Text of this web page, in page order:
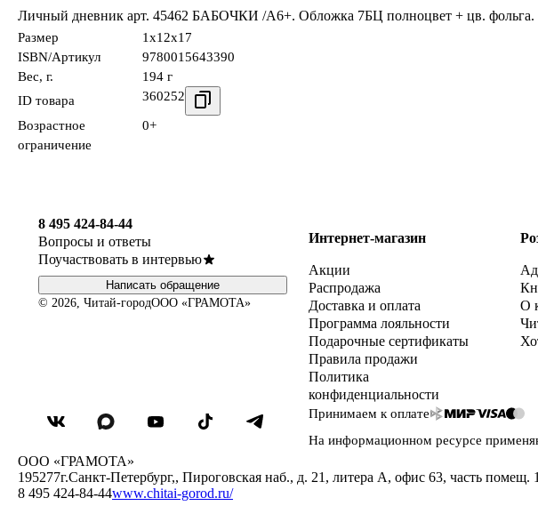
Личный дневник арт. 45462 БАБОЧКИ /А6+. Обложка 7БЦ полноцвет + цв. фольга.
Размер
1x12x17
ISBN/Артикул
9780015643390
Вес, г.
194 г
ID товара
360252
Возрастное
ограничение
0+
8 495 424-84-44
Вопросы и ответы
Поучаствовать в интервью
Написать обращение
© 2026, Читай-городООО «ГРАМОТА»
Интернет-магазин
Акции
Распродажа
Доставка и оплата
Программа лояльности
Подарочные сертификаты
Правила продажи
Политика
конфиденциальности
О
Принимаем к оплате
На информационном ресурсе
ООО «ГРАМОТА»
195277г.Санкт-Петербург,, Пироговская наб., д. 21, литера А, офис 63, часть помещ.
8 495 424-84-44www.chitai-gorod.ru/